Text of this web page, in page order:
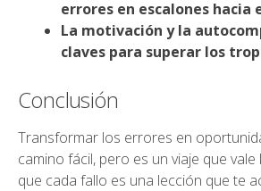
errores en escalones hacia
La motivación y la
claves para superar los
Conclusión
Transformar los errores en
camino fácil, pero es un viaje que vale
que cada fallo es una lección que te